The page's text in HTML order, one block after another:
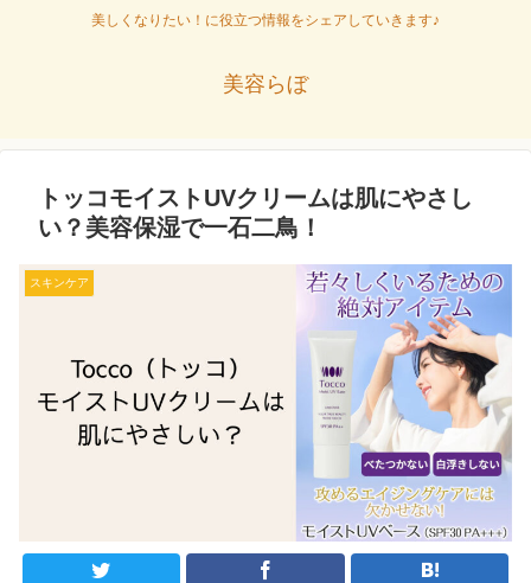
美しくなりたい！に役立つ情報をシェアしていきます♪
美容らぼ
トッコモイストUVクリームは肌にやさし
い？美容保湿で一石二鳥！
スキンケア